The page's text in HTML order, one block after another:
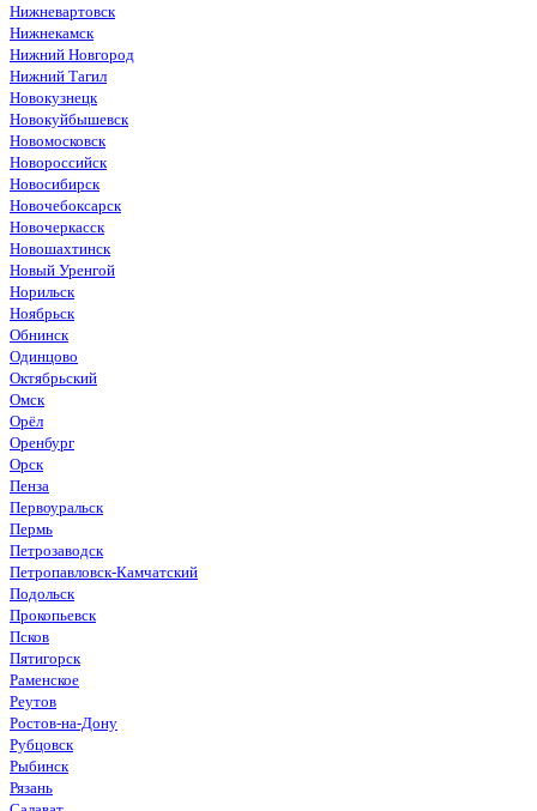
Нижневартовск
Нижнекамск
Нижний Новгород
Нижний Тагил
Новокузнецк
Новокуйбышевск
Новомосковск
Новороссийск
Новосибирск
Новочебоксарск
Новочеркасск
Новошахтинск
Новый Уренгой
Норильск
Ноябрьск
Обнинск
Одинцово
Октябрьский
Омск
Орёл
Оренбург
Орск
Пенза
Первоуральск
Пермь
Петрозаводск
Петропавловск-Камчатский
Подольск
Прокопьевск
Псков
Пятигорск
Раменское
Реутов
Ростов-на-Дону
Рубцовск
Рыбинск
Рязань